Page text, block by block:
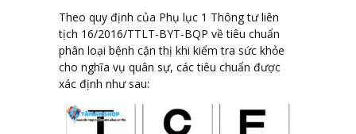
Theo quy định của Phụ lục 1 Thông tư liên
tịch 16/2016/TTLT-BYT-BQP về tiêu chuẩn
phân loại bệnh cận thị khi kiểm tra sức khỏe
cho nghĩa vụ quân sự, các tiêu chuẩn được
xác định như sau: